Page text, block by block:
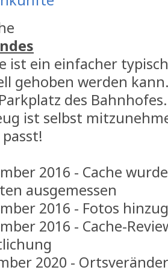
ist ein einfacher
gehoben werden
des Bahnhofes.
ist selbst
2016 - Cache
ausgemessen
2016 - Fotos
2016 - Cache-
2020 -